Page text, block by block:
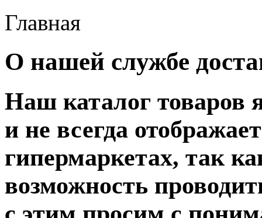
Главная
О нашей службе
Наш каталог товаров
и не всегда
гипермаркетах, так
возможность